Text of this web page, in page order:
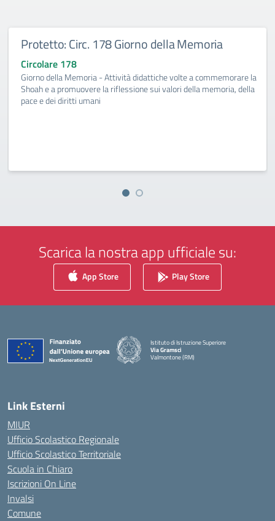
Protetto: Circ. 178 Giorno della Memoria
Circolare 178
Giorno della Memoria - Attività didattiche volte a commemorare la
Shoah e a promuovere la riflessione sui valori della memoria, della
pace e dei diritti umani
Scarica la nostra app ufficiale su:
App Store Play Store
Istituto di Istruzione Superiore
Via Gramsci
Valmontone (RM)
Link Esterni
MIUR
Ufficio Scolastico Regionale
Ufficio Scolastico Territoriale
Scuola in Chiaro
Iscrizioni On Line
Invalsi
Comune